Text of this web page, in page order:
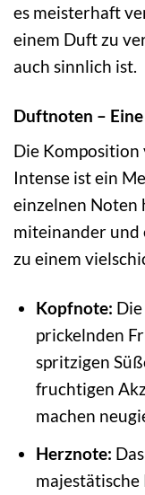
es meisterhaft
einem Duft zu
auch sinnlich ist.
Duftnoten –
Die Komposition
Intense ist ein
einzelnen
miteinander und
zu einem
Kopfnote:
prickelnden
spritzigen
fruchtigen
machen
Herznote: